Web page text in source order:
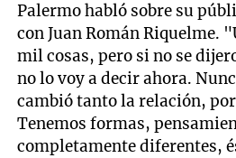
Palermo habló sobre su
con Juan Román Riquelme.
mil cosas, pero si no se
no lo voy a decir ahora.
cambió tanto la relación,
Tenemos formas,
completamente diferentes,